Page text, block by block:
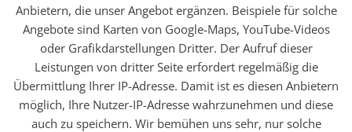
Anbietern, die unser Angebot ergänzen. Beispiele für solche
Angebote sind Karten von Google-Maps, YouTube-Videos
oder Grafikdarstellungen Dritter. Der Aufruf dieser
Leistungen von dritter Seite erfordert regelmäßig die
Übermittlung Ihrer IP-Adresse. Damit ist es diesen Anbietern
möglich, Ihre Nutzer-IP-Adresse wahrzunehmen und diese
auch zu speichern. Wir bemühen uns sehr, nur solche